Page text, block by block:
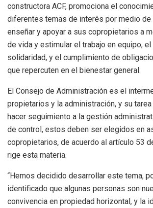
constructora ACF, promociona el
diferentes temas de interés por medio de
enseñar y apoyar a sus copropietarios a
de vida y estimular el trabajo en equipo,
solidaridad, y el cumplimiento de
que repercuten en el bienestar general.
El Consejo de Administración es el
propietarios y la administración, y su
hacer seguimiento a la gestión
de control, estos deben ser elegidos en
copropietarios, de acuerdo al artículo 53
rige esta materia.
“Hemos decidido desarrollar este tema,
identificado que algunas personas son
convivencia en propiedad horizontal, y la